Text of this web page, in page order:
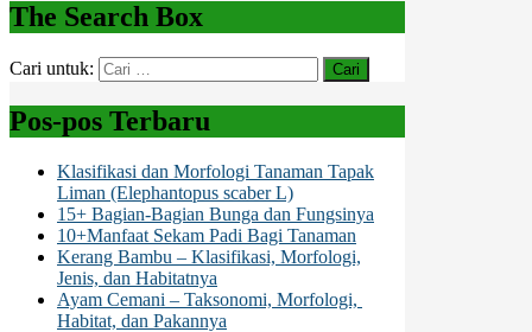
The Search Box
Cari untuk:
Pos-pos Terbaru
Klasifikasi dan Morfologi Tanaman Tapak
Liman (Elephantopus scaber L)
15+ Bagian-Bagian Bunga dan Fungsinya
10+Manfaat Sekam Padi Bagi Tanaman
Kerang Bambu – Klasifikasi, Morfologi,
Jenis, dan Habitatnya
Ayam Cemani – Taksonomi, Morfologi,
Habitat, dan Pakannya